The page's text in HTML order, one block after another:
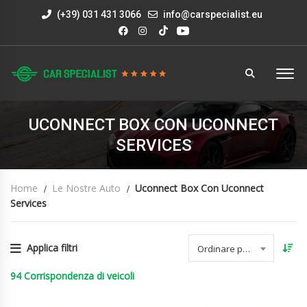
(+39) 031 431 3066 info@carspecialist.eu
UCONNECT BOX CON UCONNECT
SERVICES
Home Le Nostre Auto
Uconnect Box Con Uconnect
Services
Applica filtri Ordinare per data
94 Corrispondenza di veicoli